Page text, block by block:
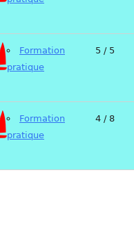
Formation
pratique
5 / 5
Formation
pratique
4 / 8